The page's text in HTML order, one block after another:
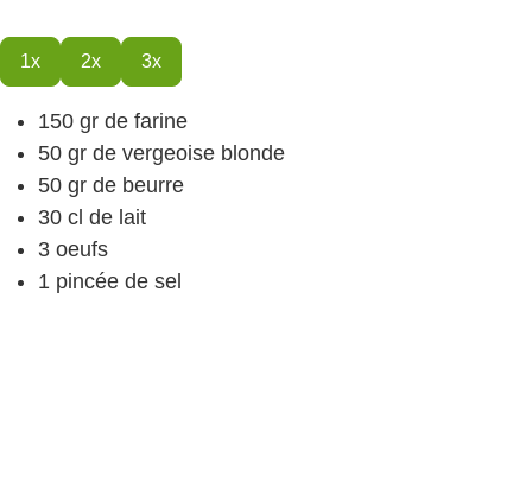
1x 2x 3x
150 gr de farine
50 gr de vergeoise blonde
50 gr de beurre
30 cl de lait
3 oeufs
1 pincée de sel